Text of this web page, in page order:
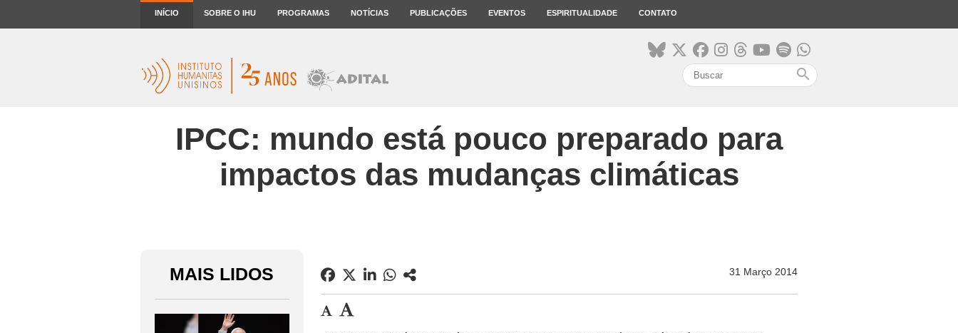
INÍCIO SOBRE O IHU PROGRAMAS NOTÍCIAS PUBLICAÇÕES EVENTOS ESPIRITUALIDADE CONTATO
search
IPCC: mundo está pouco preparado para
impactos das mudanças climáticas
MAIS LIDOS 31 Março 2014